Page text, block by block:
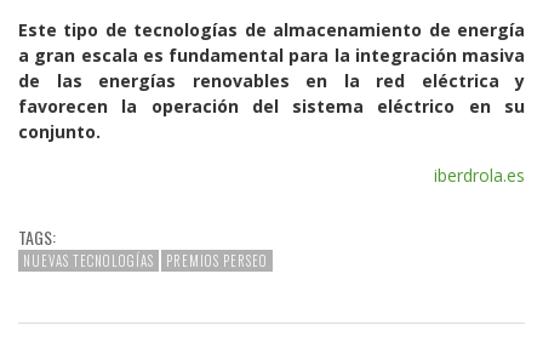
Este tipo de tecnologías de almacenamiento de energía
a gran escala es fundamental para la integración masiva
de las energías renovables en la red eléctrica y
favorecen la operación del sistema eléctrico en su
conjunto.
iberdrola.es
TAGS:
NUEVAS TECNOLOGÍAS PREMIOS PERSEO